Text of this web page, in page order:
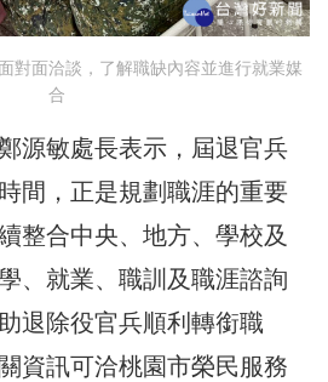
對面洽談，了解職缺內容並進行就業媒
合
源敏處長表示，屆退官兵
間，正是規劃職涯的重要
整合中央、地方、學校及
、就業、職訓及職涯諮詢
退除役官兵順利轉銜職
資訊可洽桃園市榮民服務